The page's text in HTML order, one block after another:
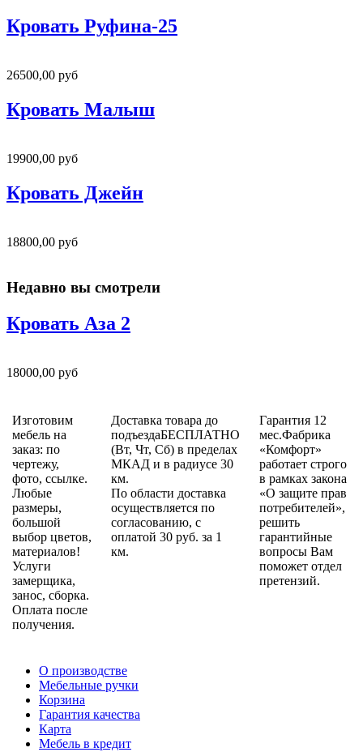
Кровать Руфина-25
26500,00 руб
Кровать Малыш
19900,00 руб
Кровать Джейн
18800,00 руб
Недавно вы смотрели
Кровать Аза 2
18000,00 руб
Изготовим
мебель на
заказ: по
чертежу,
фото, ссылке.
Любые
размеры,
большой
выбор цветов,
материалов!
Услуги
замерщика,
занос, сборка.
Оплата после
получения.
Доставка товара до
подъездаБЕСПЛАТНО
(Вт, Чт, Сб) в пределах
МКАД и в радиусе 30
км.
По области доставка
осуществляется по
согласованию, с
оплатой 30 руб. за 1
км.
Гарантия 12
мес.Фабрика
«Комфорт»
работает строго
в рамках закона
«О защите прав
потребителей»,
решить
гарантийные
вопросы Вам
поможет отдел
претензий.
О производстве
Мебельные ручки
Корзина
Гарантия качества
Карта
Мебель в кредит